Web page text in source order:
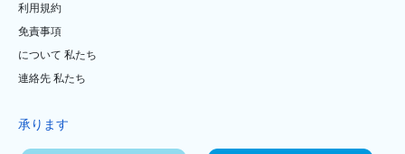
利用規約
免責事項
について 私たち
連絡先 私たち
承ります